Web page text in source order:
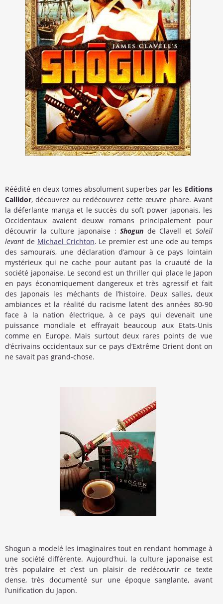
Réédité en deux tomes absolument superbes par les Editions
Callidor, découvrez ou redécouvrez cette œuvre phare. Avant
la déferlante manga et le succès du soft power japonais, les
Occidentaux avaient deuxw romans principalement pour
découvrir la culture japonaise :Shogun de Clavell et Soleil
levant de Michael Crichton. Le premier est une ode au temps
des samouraïs, une déclaration d’amour à ce pays lointain
mystérieux qui ne cache pour autant pas la cruauté de la
société japonaise. Le second est un thriller qui place le Japon
en pays économiquement dangereux et très agressif et fait
des Japonais les méchants de l’histoire. Deux salles, deux
ambiances et la réalité du racisme latent des années 80-90
face à la nation électrique, à ce pays qui devenait une
puissance mondiale et effrayait beaucoup aux Etats-Unis
comme en Europe. Mais surtout deux rares points de vue
d’écrivains occidentaux sur ce pays d’Extrême Orient dont on
ne savait pas grand-chose.
Shogun a modelé les imaginaires tout en rendant hommage à
une société différente. Aujourd’hui, la culture japonaise est
très populaire et c’est un plaisir de redécouvrir ce texte
dense, très documenté sur une époque sanglante, avant
l’unification du Japon.